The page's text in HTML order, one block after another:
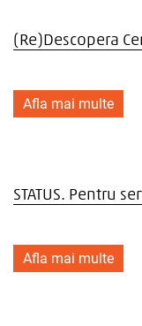
(Re)Descopera
Afla mai multe
STATUS. Pentru
Afla mai multe